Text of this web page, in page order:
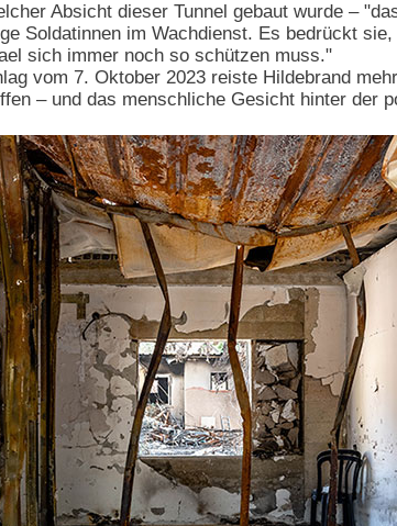
Absicht dieser Tunnel gebaut wurde –
Soldatinnen im Wachdienst. Es bedrückt
sich immer noch so schützen muss."
vom 7. Oktober 2023 reiste Hildebrand
– und das menschliche Gesicht hinter der